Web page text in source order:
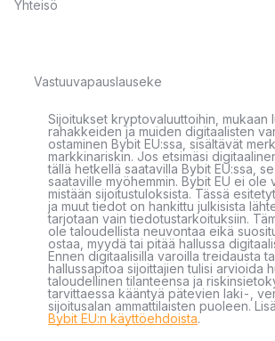
Yhteisö
Vastuuvapauslauseke
Sijoitukset kryptovaluuttoihin, mukaan
rahakkeiden ja muiden digitaalisten
ostaminen Bybit EU:ssa, sisältävät
markkinariskin. Jos etsimäsi
tällä hetkellä saatavilla Bybit EU:ssa,
saataville myöhemmin. Bybit EU ei ole
mistään sijoitustuloksista. Tässä
ja muut tiedot on hankittu julkisista
tarjotaan vain tiedotustarkoituksiin.
ole taloudellista neuvontaa eikä
ostaa, myydä tai pitää hallussa
Ennen digitaalisilla varoilla treidausta
hallussapitoa sijoittajien tulisi arvioida
taloudellinen tilanteensa ja
tarvittaessa kääntyä pätevien laki-,
sijoitusalan ammattilaisten puoleen.
Bybit EU:n käyttöehdoista.